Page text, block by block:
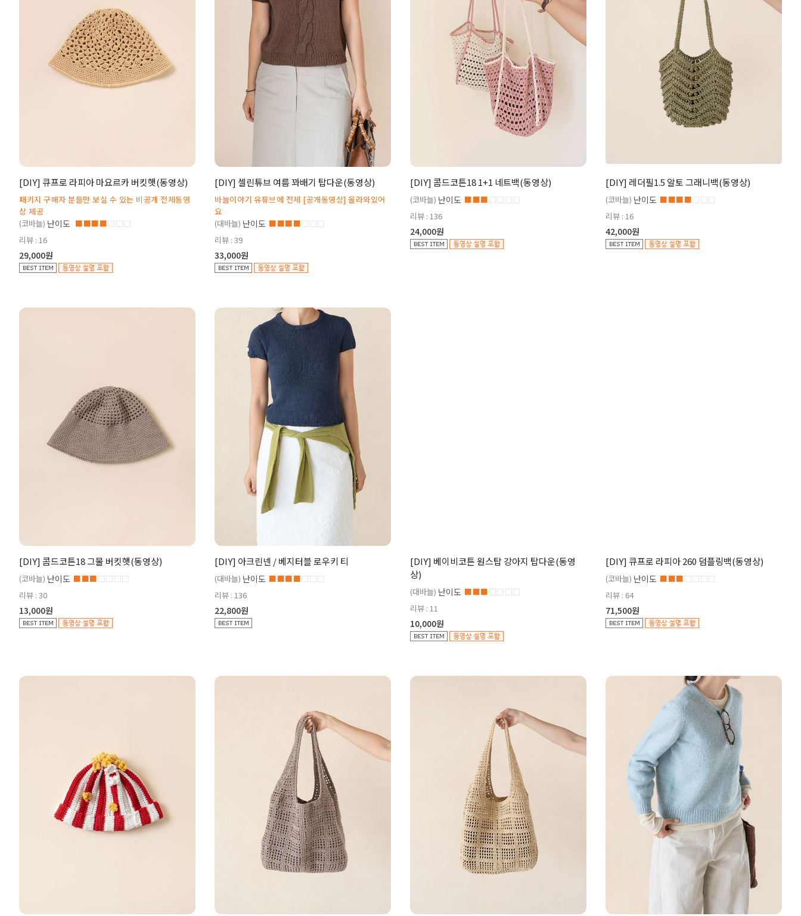
[DIY] 큐프로 라피아 마요르카 버킷햇(동영상)
패키지 구매자 분들만 보실 수 있는 비공개 전체동영
상 제공
(코바늘) 난이도 ■■■■□□□
리뷰 : 16
29,000원
[DIY] 셀린튜브 여름 꽈배기 탑다운(동영상)
바늘이야기 유튜브에 전체 [공개동영상] 올라와있어
요
(대바늘) 난이도 ■■■■□□□
리뷰 : 39
33,000원
[DIY] 콤드코튼18 1+1 네트백(동영상)
(코바늘) 난이도 ■■■□□□□
리뷰 : 136
24,000원
[DIY] 레더필1.5 알토 그래니백(동영상)
(코바늘) 난이도 ■■■■□□□
리뷰 : 16
42,000원
[DIY] 콤드코튼18 그물 버킷햇(동영상)
(코바늘) 난이도 ■■■□□□□
리뷰 : 30
13,000원
[DIY] 아크린넨 / 베지터블 로우키 티
(대바늘) 난이도 ■■■■□□□
리뷰 : 136
22,800원
[DIY] 베이비코튼 원스탑 강아지 탑다운(동영
상)
(대바늘) 난이도 ■■■□□□□
리뷰 : 11
10,000원
[DIY] 큐프로 라피아 260 덤플링백(동영상)
(코바늘) 난이도 ■■■□□□□
리뷰 : 64
71,500원